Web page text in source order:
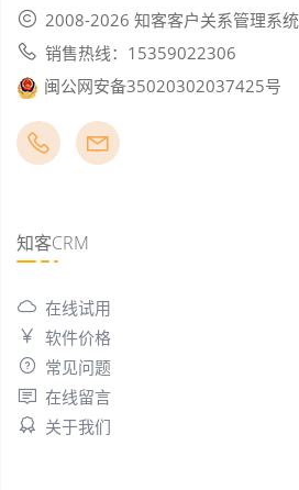
2008-2026 知客客户关系管理系统
销售热线：15359022306
闽公网安备35020302037425号
知客CRM
在线试用
软件价格
常见问题
在线留言
关于我们